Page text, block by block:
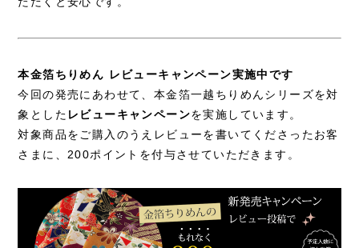
本金箔ちりめん レビューキャンペーン実施中です
今回の発売にあわせて、本金箔一越ちりめんシリーズを対
象とした レビューキャンペーンを実施しています。
対象商品をご購入のうえレビューを書いてくださったお客
さまに、200ポイントを付与させていただきます。